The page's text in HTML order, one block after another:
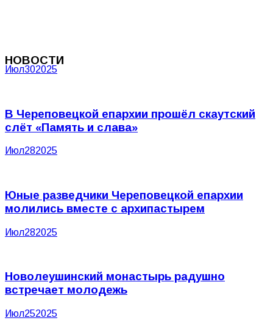
НОВОСТИ
Июл302025
В Череповецкой епархии прошёл скаутский
слёт «Память и слава»
Июл282025
Юные разведчики Череповецкой епархии
молились вместе с архипастырем
Июл282025
Новолеушинский монастырь радушно
встречает молодежь
Июл252025